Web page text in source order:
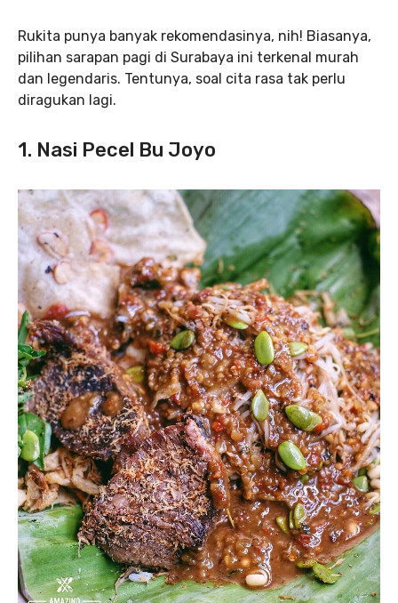
Rukita punya banyak rekomendasinya, nih! Biasanya,
pilihan sarapan pagi di Surabaya ini terkenal murah
dan legendaris. Tentunya, soal cita rasa tak perlu
diragukan lagi.
1. Nasi Pecel Bu Joyo